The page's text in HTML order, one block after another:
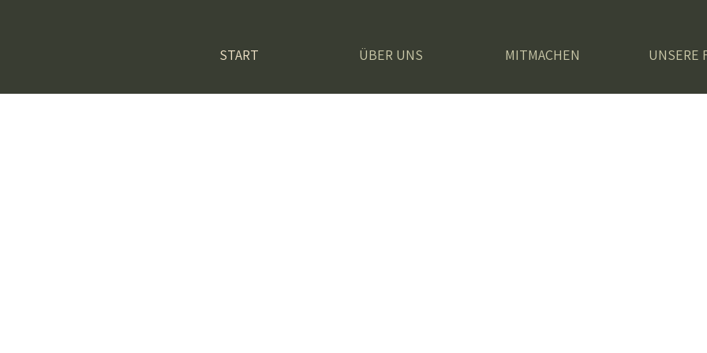
START ÜBER UNS MITMACHEN UNSERE